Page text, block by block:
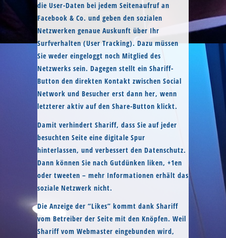
die User-Daten bei jedem Seitenaufruf an
Facebook & Co. und geben den sozialen
Netzwerken genaue Auskunft über Ihr
Surfverhalten (User Tracking). Dazu müssen
Sie weder eingeloggt noch Mitglied des
Netzwerks sein. Dagegen stellt ein Shariff-
Button den direkten Kontakt zwischen Social
Network und Besucher erst dann her, wenn
letzterer aktiv auf den Share-Button klickt.
Damit verhindert Shariff, dass Sie auf jeder
besuchten Seite eine digitale Spur
hinterlassen, und verbessert den Datenschutz.
Dann können Sie nach Gutdünken liken, +1en
oder tweeten – mehr Informationen erhält das
soziale Netzwerk nicht.
Die Anzeige der “Likes” kommt dank Shariff
vom Betreiber der Seite mit den Knöpfen. Weil
Shariff vom Webmaster eingebunden wird,